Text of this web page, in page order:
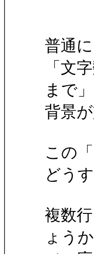
普通
「文
まで」
背景
この
どう
複数
ょう